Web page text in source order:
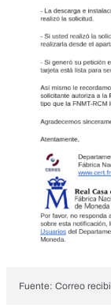
Fuente: Correo